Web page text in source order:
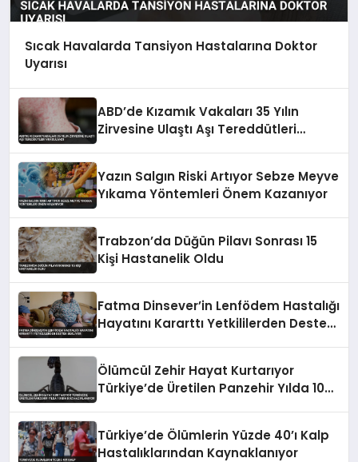
Sıcak Havalarda Tansiyon Hastalarına Doktor
Uyarısı
ABD’de Kızamık Vakaları 35 Yılın
Zirvesine Ulaştı Aşı Tereddütleri
Yazın Salgın Riski Artıyor Sebze Meyve
Yıkama Yöntemleri Önem Kazanıyor
Trabzon’da Düğün Pilavı Sonrası 15
Kişi Hastanelik Oldu
Fatma Dinsever’in Lenfödem Hastalığı
Hayatını Kararttı Yetkililerden Destek
Ölümcül Zehir Hayat Kurtarıyor
Türkiye’de Üretilen Panzehir Yılda 10
Türkiye’de Ölümlerin Yüzde 40’ı Kalp
Hastalıklarından Kaynaklanıyor